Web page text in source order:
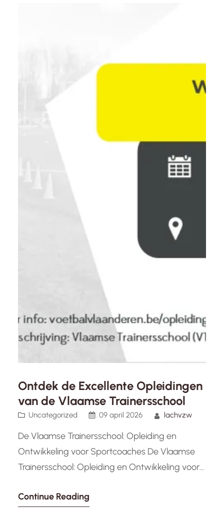
Ontdek de Excellente Opleidingen
van de Vlaamse Trainersschool
Uncategorized 09 april 2026 lachvzw
De Vlaamse Trainersschool: Opleiding en
Ontwikkeling voor Sportcoaches De Vlaamse
Trainersschool: Opleiding en Ontwikkeling voor
is dé referentie-instelling in Vlaanderen voor de
Continue Reading